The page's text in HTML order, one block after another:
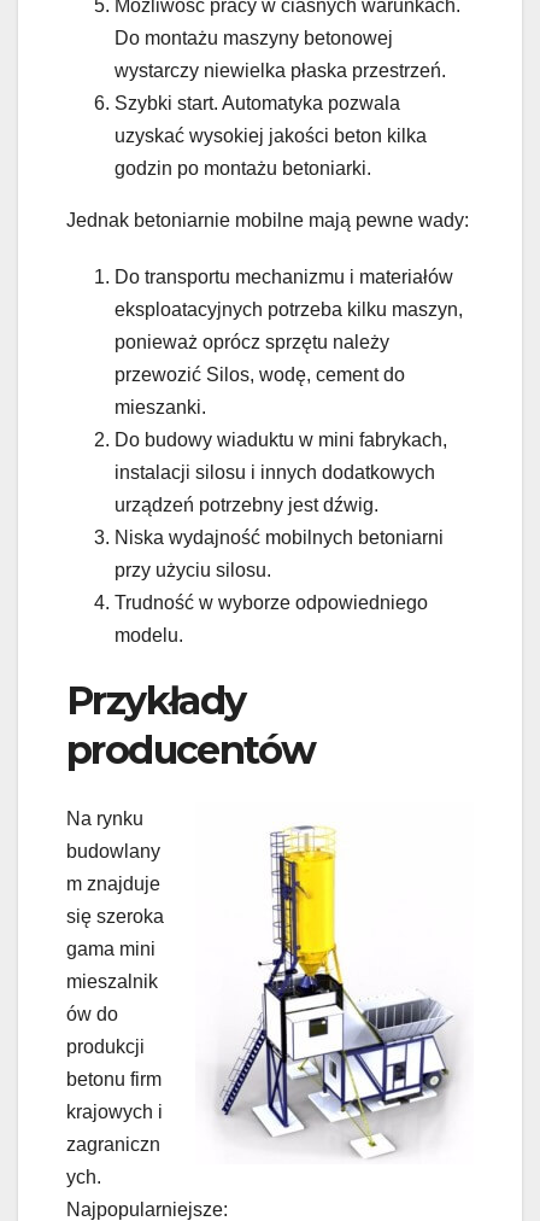
Możliwość pracy w ciasnych warunkach.
Do montażu maszyny betonowej
wystarczy niewielka płaska przestrzeń.
Szybki start. Automatyka pozwala
uzyskać wysokiej jakości beton kilka
godzin po montażu betoniarki.
Jednak betoniarnie mobilne mają pewne wady:
Do transportu mechanizmu i materiałów
eksploatacyjnych potrzeba kilku maszyn,
ponieważ oprócz sprzętu należy
przewozić Silos, wodę, cement do
mieszanki.
Do budowy wiaduktu w mini fabrykach,
instalacji silosu i innych dodatkowych
urządzeń potrzebny jest dźwig.
Niska wydajność mobilnych betoniarni
przy użyciu silosu.
Trudność w wyborze odpowiedniego
modelu.
Przykłady
producentów
Na rynku
budowlany
m znajduje
się szeroka
gama mini
mieszalnik
ów do
produkcji
betonu firm
krajowych i
zagraniczn
ych.
Najpopularniejsze: